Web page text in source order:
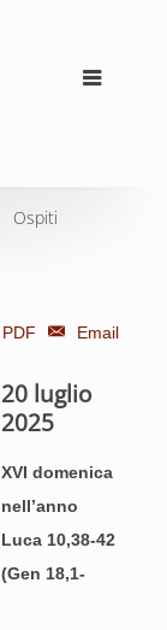
Ospiti
PDF Email
20 luglio
2025
XVI domenica
nell’anno
Luca 10,38-42
(Gen 18,1-